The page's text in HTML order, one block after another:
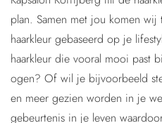
plan. Samen met jou komen
haarkleur gebaseerd op je
haarkleur die vooral mooi past
ogen? Of wil je bijvoorbeeld
en meer gezien worden in je
gebeurtenis in je leven